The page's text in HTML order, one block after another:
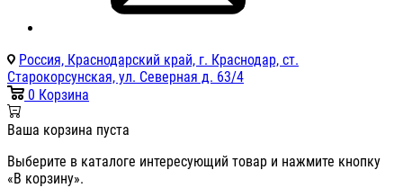
Россия, Краснодарский край, г. Краснодар, ст.
Старокорсунская, ул. Северная д. 63/4
0 Корзина
Ваша корзина пуста
Выберите в каталоге интересующий товар и нажмите кнопку
«В корзину».